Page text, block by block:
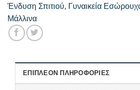
Ένδυση Σπιτιού, Γυναικεία
Μάλλινα
ΕΠΙΠΛΈΟΝ ΠΛΗΡΟΦΟΡΊΕΣ